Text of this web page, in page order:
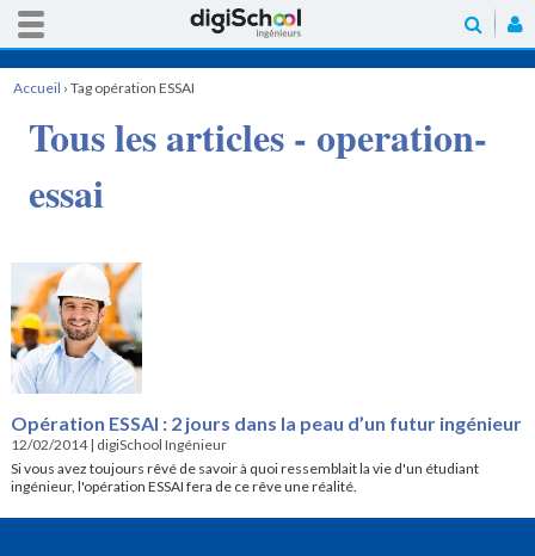
Accueil › Tag opération ESSAI
Tous les articles - operation-
essai
Opération ESSAI : 2 jours dans la peau d’un futur ingénieur
12/02/2014| digiSchool Ingénieur
Si vous avez toujours rêvé de savoir à quoi ressemblait la vie d'un étudiant
ingénieur, l'opération ESSAI fera de ce rêve une réalité.